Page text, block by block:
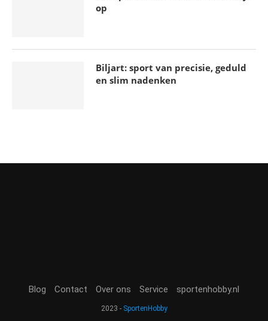
op
Biljart: sport van precisie, geduld
en slim nadenken
Blog Contact Over ons Service sportenhobby.nl
2023 - SportenHobby